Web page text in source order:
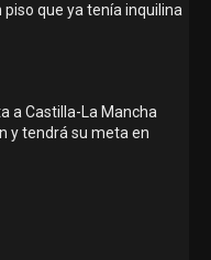
piso que ya tenía inquilina
a Castilla-La Mancha
y tendrá su meta en